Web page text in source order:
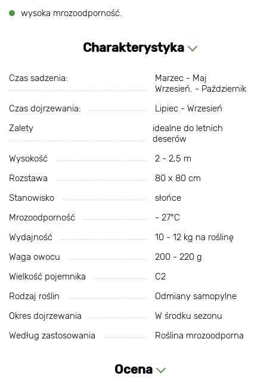
wysoka mrozoodporność.
Charakterystyka
Czas sadzenia:
Marzec - Maj
Wrzesień. - Październik
Czas dojrzewania:
Lipiec - Wrzesień
Zalety
idealne do letnich
deserów
Wysokość
2 - 2,5 m
Rozstawa
80 x 80 cm
Stanowisko
słońce
Mrozoodporność
- 27°С
Wydajność
10 - 12 kg na roślinę
Waga owocu
200 - 220 g
Wielkość pojemnika
C2
Rodzaj roślin
Odmiany samopylne
Okres dojrzewania
W środku sezonu
Według zastosowania
Roślina mrozoodporna
Ocena